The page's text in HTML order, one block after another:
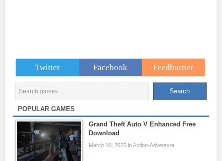
Twitter Facebook Feedburner
POPULAR GAMES
Grand Theft Auto V Enhanced Free
Download
March 10, 2025 in Action-Adventure